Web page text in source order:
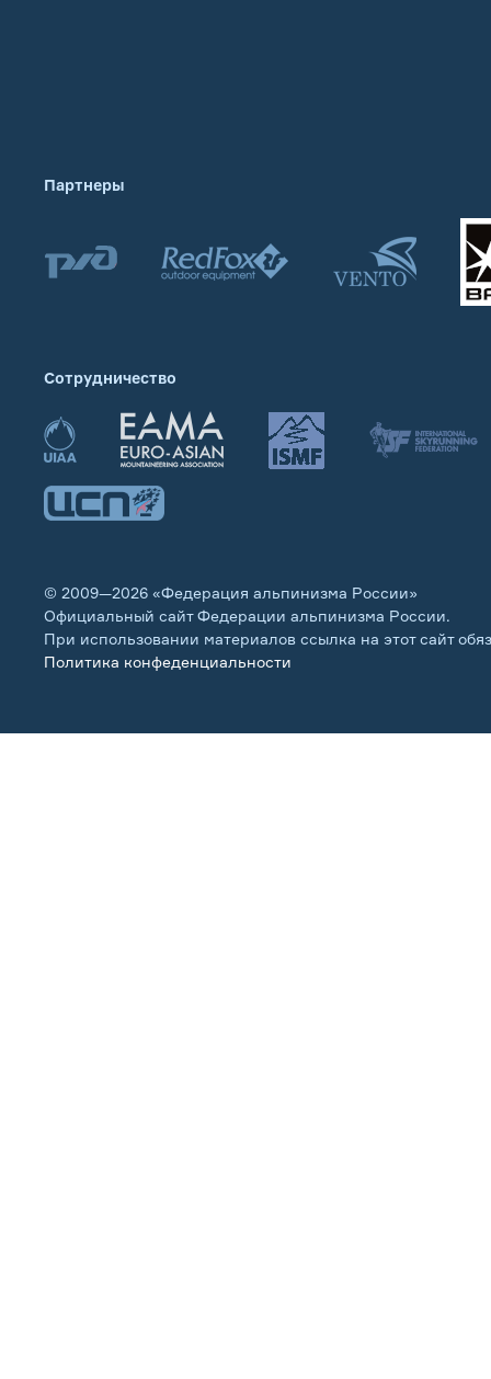
Партнеры
Сотрудничество
© 2009—2026 «Федерация альпинизма России»
Официальный сайт Федерации альпинизма России.
При использовании материалов ссылка на этот сайт
Политика конфеденциальности